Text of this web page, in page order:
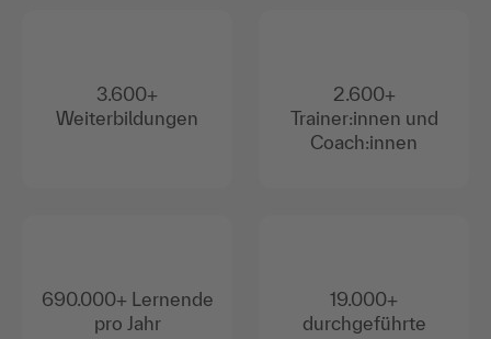
3.600+
Weiterbildungen
690.000+ Lernende
pro Jahr
2.600+
Trainer:innen und
Coach:innen
19.000+
durchgeführte